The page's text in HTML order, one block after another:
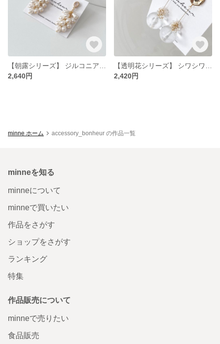
2,640円
2,420円
minne ホーム accessory_bonheur の作品一覧
minneを知る
minneについて
minneで買いたい
作品をさがす
ショップをさがす
ランキング
特集
作品販売について
minneで売りたい
食品販売